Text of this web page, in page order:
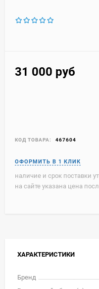
31 000 руб
КОД ТОВАРА: 467604
наличие и срок поставки
на сайте указана цена
ХАРАКТЕРИСТИКИ
Бренд